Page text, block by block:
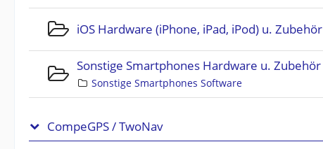
iOS Hardware (iPhone, iPad, iPod) u. Zubehör
Sonstige Smartphones Hardware u. Zubehör
Sonstige Smartphones Software
CompeGPS / TwoNav